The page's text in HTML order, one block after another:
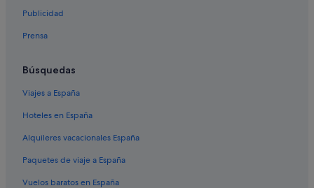
Casas rurales en Formentera del Segura
Complejos turísticos en Algorfa
Publicidad
Prensa
Búsquedas
Viajes a España
Hoteles en España
Alquileres vacacionales España
Paquetes de viaje a España
Vuelos baratos en España